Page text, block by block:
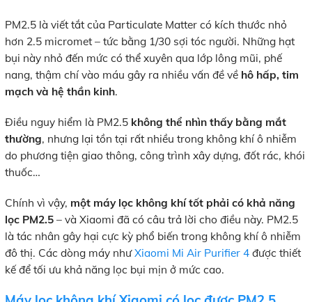
PM2.5 là viết tắt của Particulate Matter có kích thước nhỏ
hơn 2.5 micromet – tức bằng 1/30 sợi tóc người. Những hạt
bụi này nhỏ đến mức có thể xuyên qua lớp lông mũi, phế
nang, thậm chí vào máu gây ra nhiều vấn đề về hô hấp, tim
mạch và hệ thần kinh.
Điều nguy hiểm là PM2.5 không thể nhìn thấy bằng mắt
thường, nhưng lại tồn tại rất nhiều trong không khí ô nhiễm
do phương tiện giao thông, công trình xây dựng, đốt rác, khói
thuốc…
Chính vì vậy, một máy lọc không khí tốt phải có khả năng
lọc PM2.5 – và Xiaomi đã có câu trả lời cho điều này. PM2.5
là tác nhân gây hại cực kỳ phổ biến trong không khí ô nhiễm
đô thị. Các dòng máy nhưXiaomi Mi Air Purifier 4 được thiết
kế để tối ưu khả năng lọc bụi mịn ở mức cao.